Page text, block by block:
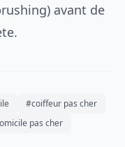
avant de
#coiffeur pas cher
pas cher